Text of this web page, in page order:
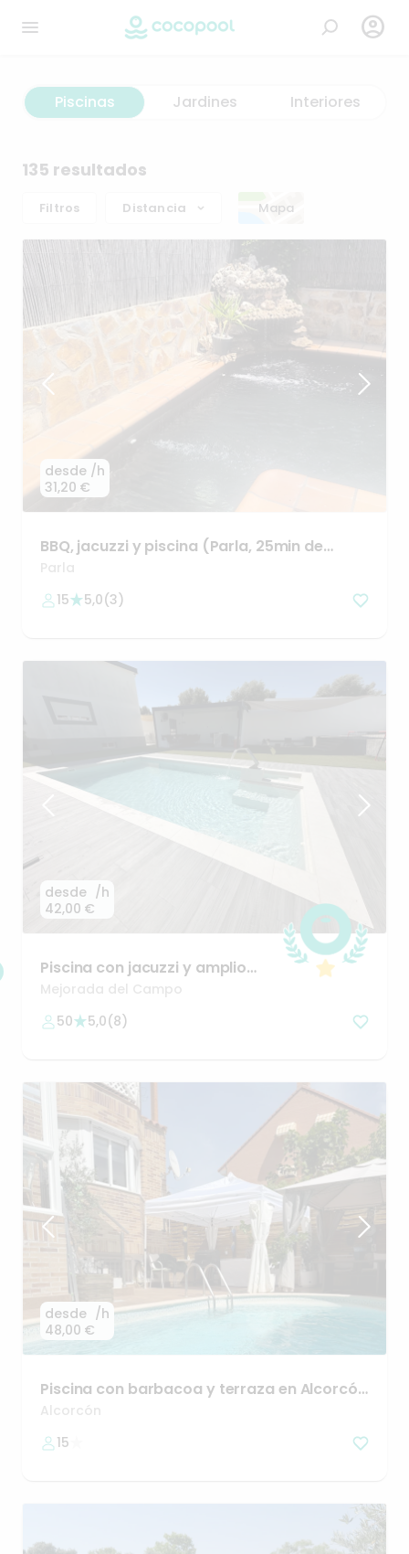

Piscinas Jardines Interiores
135 resultados
Filtros Distancia Mapa
desde
31,20 €
/h
BBQ​,​ jacuzzi y piscina (Parla​,​ 25min de
Madrid
Parla
15
5,0(3)
desde
42,00 €
/h
Piscina con jacuzzi y amplio
jardín
Mejorada del Campo
50
5,0(8)
desde
48,00 €
/h
Piscina con barbacoa y terraza en Alcorcón
🌞🫧
Alcorcón
15